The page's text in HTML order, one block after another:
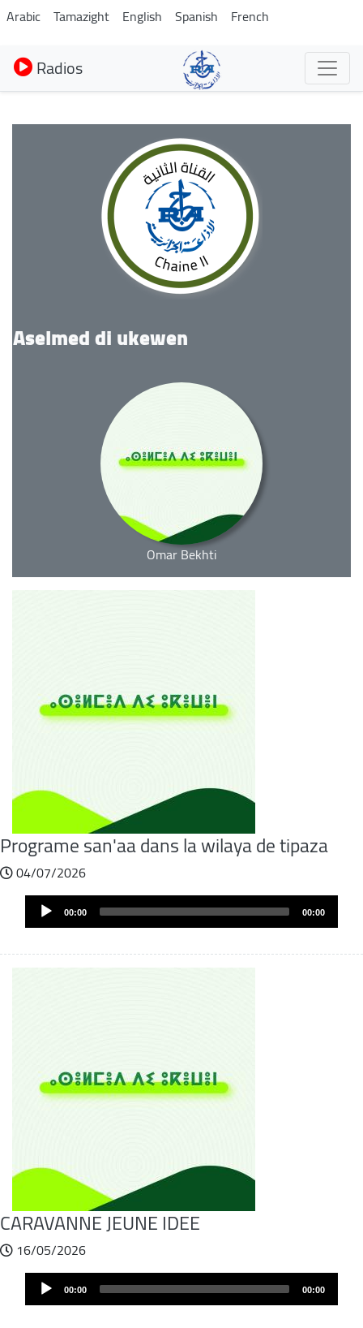
Aller
au
contenu
principal
Arabic Tamazight English Spanish French
Radios
Aselmed di ukewen
Omar Bekhti
Programe san'aa dans la wilaya de tipaza
04/07/2026
Fichier
Audio
Player 00:00 00:00
CARAVANNE JEUNE IDEE
16/05/2026
Audio
Player 00:00 00:00